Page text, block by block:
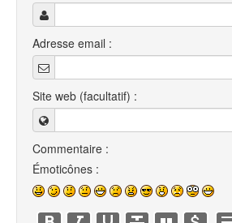
Adresse email :
Site web (facultatif) :
Commentaire :
Émoticônes :